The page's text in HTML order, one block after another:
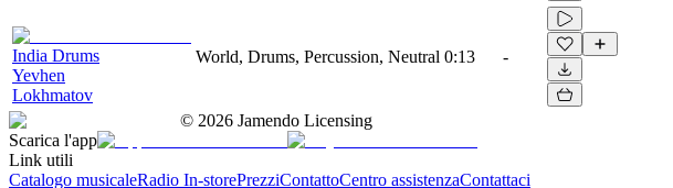
India Drums
Yevhen
Lokhmatov
World, Drums, Percussion, Neutral 0:13 -
© 2026 Jamendo Licensing
Scarica l'app
Link utili
Catalogo musicaleRadio In-storePrezziContattoCentro assistenzaContattaci